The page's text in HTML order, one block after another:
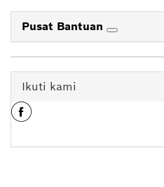
Pusat Bantuan
Ikuti kami